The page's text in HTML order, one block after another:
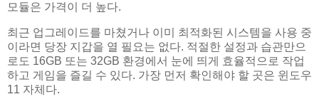
모듈은 가격이 더 높다.
최근 업그레이드를 마쳤거나 이미 최적화된 시스템을 사용 중
이라면 당장 지갑을 열 필요는 없다. 적절한 설정과 습관만으
로도 16GB 또는 32GB 환경에서 눈에 띄게 효율적으로 작업
하고 게임을 즐길 수 있다. 가장 먼저 확인해야 할 곳은 윈도우
11 자체다.